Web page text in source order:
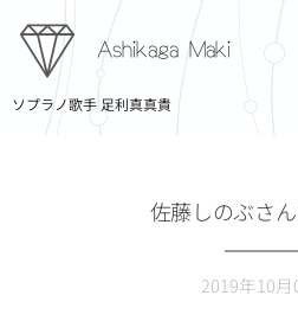
Ashikaga Maki
ソプラノ歌手 足利真真貴
佐藤しのぶさ
2019年10月